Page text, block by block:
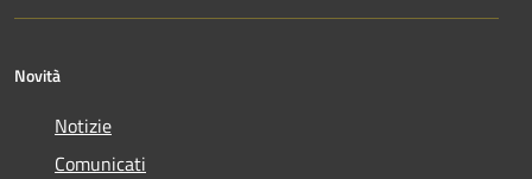
Novità
Notizie
Comunicati